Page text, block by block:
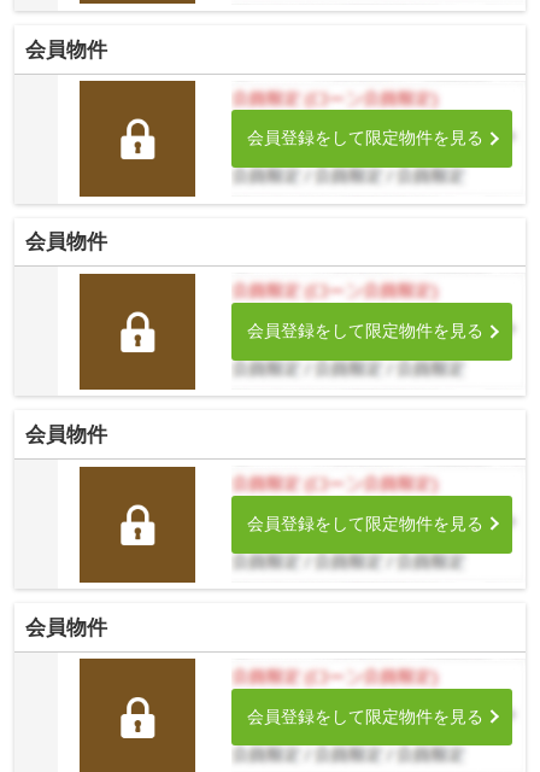
会員物件
会員登録をして限定物件を見る
会員物件
会員登録をして限定物件を見る
会員物件
会員登録をして限定物件を見る
会員物件
会員登録をして限定物件を見る